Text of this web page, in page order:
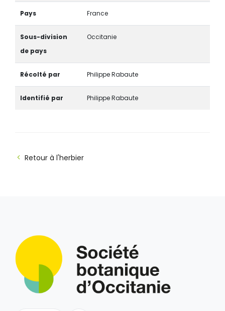
Pays France
Sous-division
de pays
Occitanie
Récolté par Philippe Rabaute
Identifié par Philippe Rabaute
Retour à l'herbier